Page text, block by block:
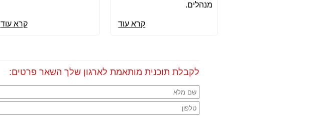
מנהלים.
קרא עוד קרא עוד
לקבלת תוכנית מותאמת לארגון שלך השאר פרטים: